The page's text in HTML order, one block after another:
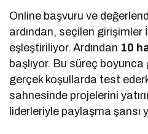
Online başvuru ve
ardından, seçilen
eşleştiriliyor. Ardından 10
başlıyor. Bu süreç
gerçek koşullarda test
sahnesinde projelerini
liderleriyle paylaşma şansı